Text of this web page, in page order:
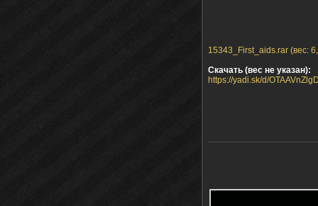
15343_First_aids.rar (вес:
Скачать (вес не указан):
https://yadi.sk/d/